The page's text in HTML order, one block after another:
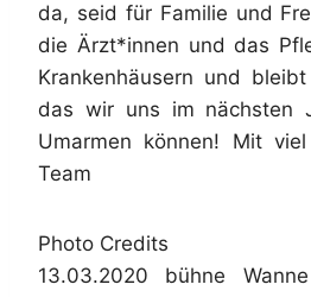
da, seid für Familie und
die Ärzt*innen und das
Krankenhäusern und
das wir uns im nächsten
Umarmen können! Mit
Team
Photo Credits
13.03.2020 bühne